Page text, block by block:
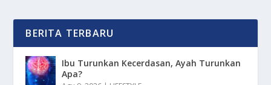
BERITA TERBARU
Ibu Turunkan Kecerdasan, Ayah Turunkan
Apa?